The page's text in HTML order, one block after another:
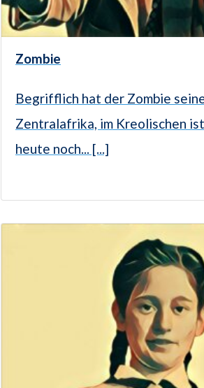
Zombie
Begrifflich hat der Zombie
Zentralafrika, im Kreolischen
heute noch... [...]